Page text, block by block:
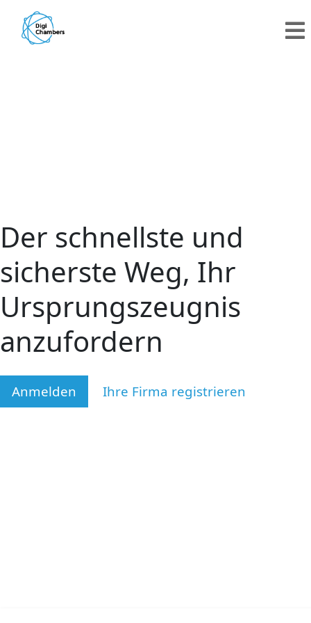
Der schnellste und
sicherste Weg, Ihr
Ursprungszeugnis
anzufordern
Anmelden Ihre Firma registrieren